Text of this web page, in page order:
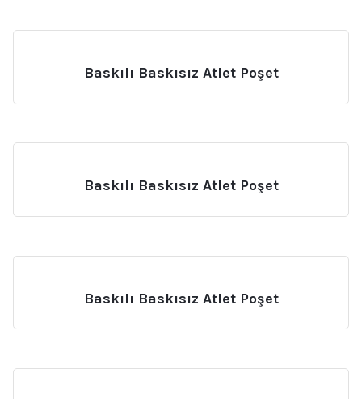
Baskılı Baskısız Atlet Poşet
Baskılı Baskısız Atlet Poşet
Baskılı Baskısız Atlet Poşet